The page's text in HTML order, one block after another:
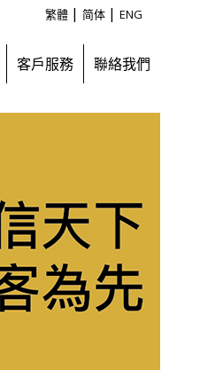
繁體 | 简体 | ENG
客戶服務 聯絡我們